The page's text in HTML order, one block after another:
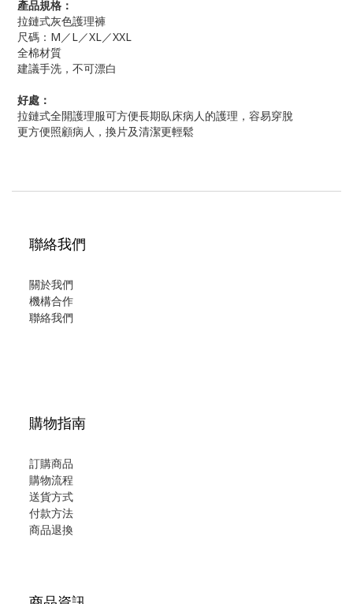
產品規格：
拉鏈式灰色護理褲
尺碼：M／L／XL／XXL
全棉材質
建議手洗，不可漂白
好處：
拉鏈式全開護理服可方便長期臥床病人的護理，容易穿脫
更方便照顧病人，換片及清潔更輕鬆
聯絡我們
關於我們
機構合作
聯絡我們
購物指南
訂購商品
購物流程
送貨方式
付款方法
商品退換